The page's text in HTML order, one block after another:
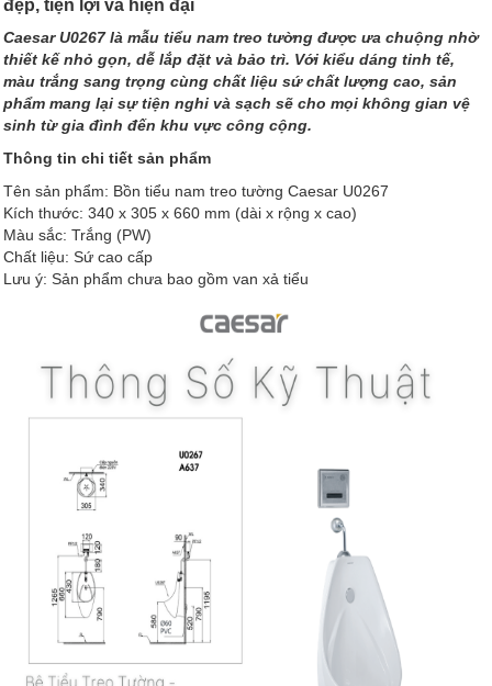
đẹp, tiện lợi và hiện đại
Caesar U0267 là mẫu tiểu nam treo tường được ưa chuộng nhờ
thiết kế nhỏ gọn, dễ lắp đặt và bảo trì. Với kiểu dáng tinh tế,
màu trắng sang trọng cùng chất liệu sứ chất lượng cao, sản
phẩm mang lại sự tiện nghi và sạch sẽ cho mọi không gian vệ
sinh từ gia đình đến khu vực công cộng.
Thông tin chi tiết sản phẩm
Tên sản phẩm: Bồn tiểu nam treo tường Caesar U0267
Kích thước: 340 x 305 x 660 mm (dài x rộng x cao)
Màu sắc: Trắng (PW)
Chất liệu: Sứ cao cấp
Lưu ý: Sản phẩm chưa bao gồm van xả tiểu